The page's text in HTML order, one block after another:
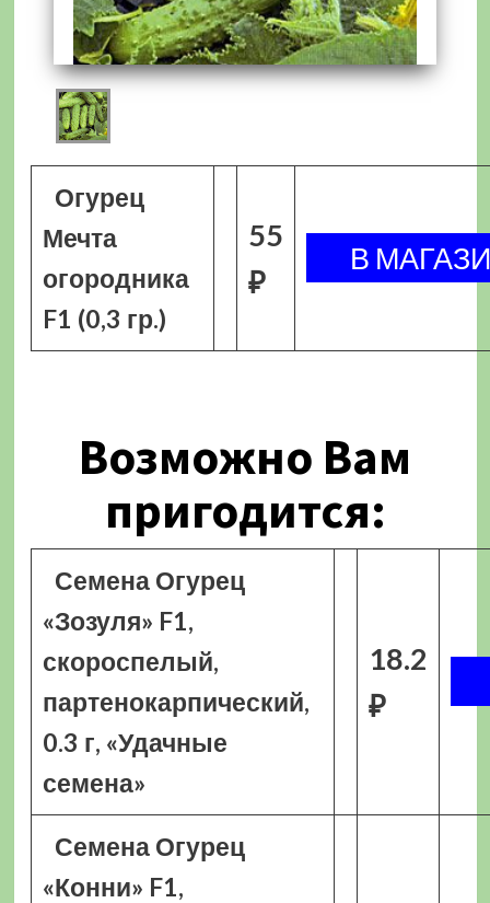
Огурец
Мечта
огородника
F1 (0,3 гр.)
55
₽
Возможно Вам
пригодится:
Семена Огурец
«Зозуля» F1,
скороспелый,
партенокарпический,
0.3 г, «Удачные
семена»
18.2
₽
Семена Огурец
«Конни» F1,